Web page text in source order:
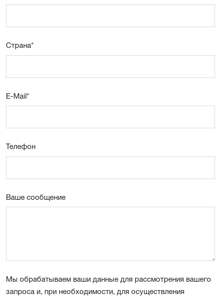
Страна*
E-Mail*
Телефон
Ваше сообщение
Мы обрабатываем ваши данные для рассмотрения вашего
запроса и, при необходимости, для осуществления